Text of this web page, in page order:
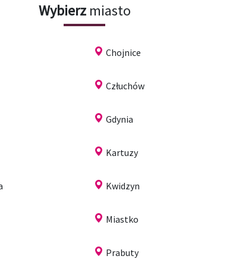
Wybierzmiasto
Chojnice
Człuchów
Gdynia
Kartuzy
Kwidzyn
Miastko
Prabuty